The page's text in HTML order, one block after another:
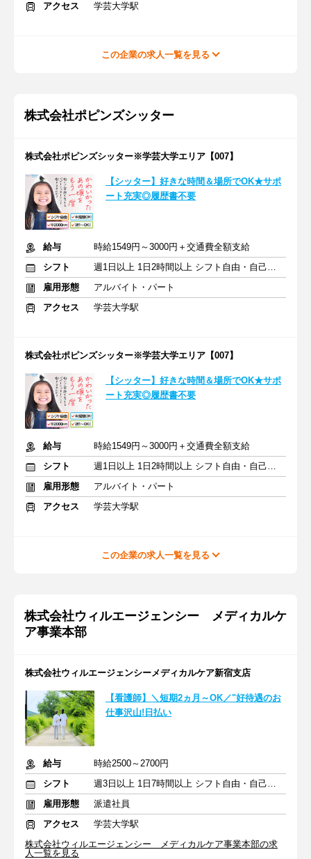
アクセス
学芸大学駅
この企業の求人一覧を見る
株式会社ポピンズシッター
株式会社ポピンズシッター※学芸大学エリア【007】
【シッター】好きな時間＆場所でOK★サポ
ート充実◎履歴書不要
給与
時給1549円～3000円＋交通費全額支給
シフト
週1日以上 1日2時間以上 シフト自由・自己申告
雇用形態
アルバイト・パート
アクセス
学芸大学駅
株式会社ポピンズシッター※学芸大学エリア【007】
【シッター】好きな時間＆場所でOK★サポ
ート充実◎履歴書不要
給与
時給1549円～3000円＋交通費全額支給
シフト
週1日以上 1日2時間以上 シフト自由・自己申告
雇用形態
アルバイト・パート
アクセス
学芸大学駅
この企業の求人一覧を見る
株式会社ウィルエージェンシー メディカルケ
ア事業本部
株式会社ウィルエージェンシーメディカルケア新宿支店
【看護師】＼短期2ヵ月～OK／"好待遇のお
仕事沢山!日払い
給与
時給2500～2700円
シフト
週3日以上 1日7時間以上 シフト自由・自己申告
雇用形態
派遣社員
アクセス
学芸大学駅
株式会社ウィルエージェンシー メディカルケア事業本部の求
人一覧を見る